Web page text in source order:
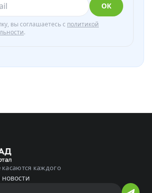
ОК
вы соглашаетесь с политикой
.
каждого